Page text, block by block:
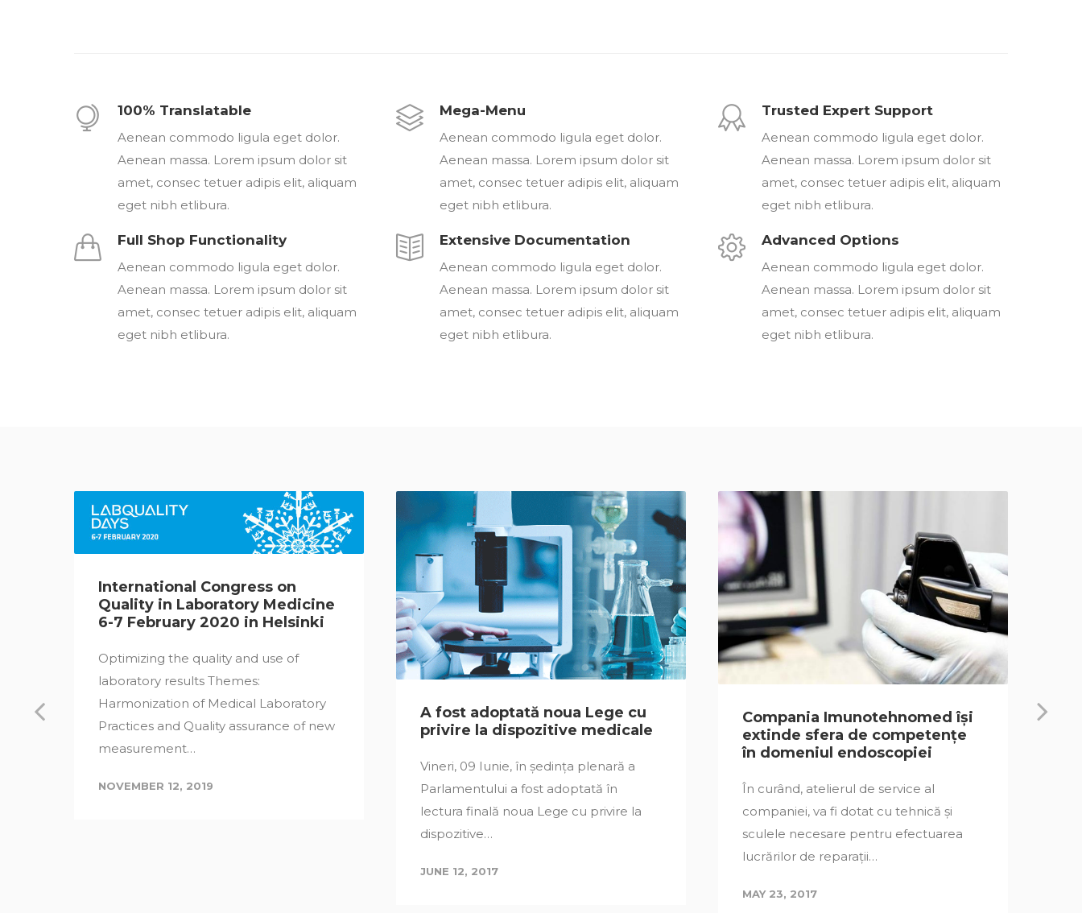
100% Translatable
Aenean commodo ligula eget dolor.
Aenean massa. Lorem ipsum dolor sit
amet, consec tetuer adipis elit, aliquam
eget nibh etlibura.
Full Shop Functionality
Aenean commodo ligula eget dolor.
Aenean massa. Lorem ipsum dolor sit
amet, consec tetuer adipis elit, aliquam
eget nibh etlibura.
Mega-Menu
Aenean commodo ligula eget dolor.
Aenean massa. Lorem ipsum dolor sit
amet, consec tetuer adipis elit, aliquam
eget nibh etlibura.
Extensive Documentation
Aenean commodo ligula eget dolor.
Aenean massa. Lorem ipsum dolor sit
amet, consec tetuer adipis elit, aliquam
eget nibh etlibura.
Trusted Expert Support
Aenean commodo ligula eget dolor.
Aenean massa. Lorem ipsum dolor sit
amet, consec tetuer adipis elit, aliquam
eget nibh etlibura.
Advanced Options
Aenean commodo ligula eget dolor.
Aenean massa. Lorem ipsum dolor sit
amet, consec tetuer adipis elit, aliquam
eget nibh etlibura.
International Congress on
Quality in Laboratory Medicine
6-7 February 2020 in Helsinki
Optimizing the quality and use of
laboratory results Themes:
Harmonization of Medical Laboratory
Practices and Quality assurance of new
measurement…
NOVEMBER 12, 2019
A fost adoptată noua Lege cu
privire la dispozitive medicale
Vineri, 09 Iunie, în ședința plenară a
Parlamentului a fost adoptată în
lectura finală noua Lege cu privire la
dispozitive…
JUNE 12, 2017
Compania Imunotehnomed își
extinde sfera de competențe
în domeniul endoscopiei
În curând, atelierul de service al
companiei, va fi dotat cu tehnică și
sculele necesare pentru efectuarea
lucrărilor de reparații…
MAY 23, 2017